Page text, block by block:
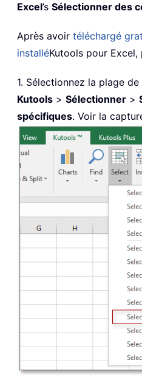
Excel’s Sélectionner des
Après avoir téléchargé
installéKutools pour
1. Sélectionnez la plage
Kutools > Sélectionner >
spécifiques. Voir la